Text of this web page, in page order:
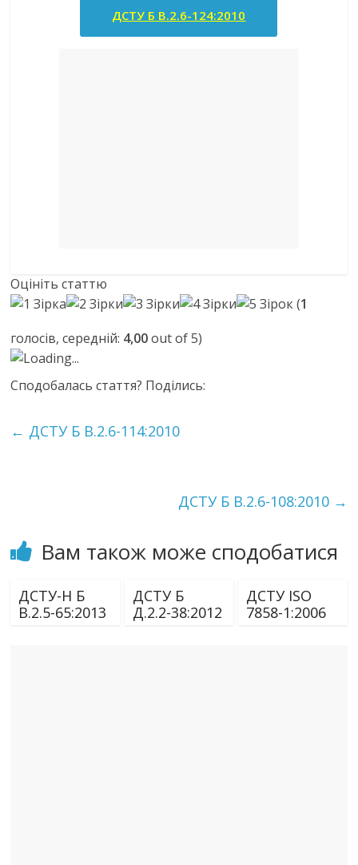
ДСТУ Б В.2.6-124:2010
Оцініть статтю
(1
голосів, середній: 4,00out of 5)
Loading...
Сподобалась стаття? Поділись:
← ДСТУ Б В.2.6-114:2010
ДСТУ Б В.2.6-108:2010 →
Вам також може сподобатися
ДСТУ-Н Б
В.2.5-65:2013
ДСТУ Б
Д.2.2-38:2012
ДСТУ ISO
7858-1:2006